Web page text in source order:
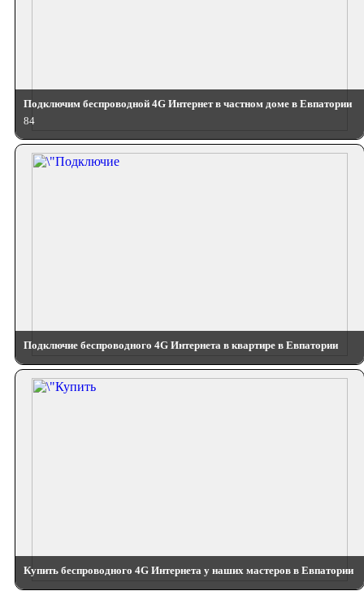
Подключим беспроводной 4G Интернет в частном доме в Евпатории
84
Подключие беспроводного 4G Интернета в квартире в Евпатории
Купить беспроводного 4G Интернета у наших мастеров в Евпатории